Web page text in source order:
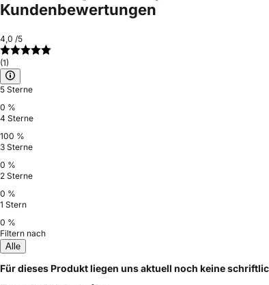
Kundenbewertungen
4,0 /5
(1)
5 Sterne
0 %
4 Sterne
100 %
3 Sterne
0 %
2 Sterne
0 %
1 Stern
0 %
Filtern nach
Alle
Für dieses Produkt liegen uns aktuell noch keine